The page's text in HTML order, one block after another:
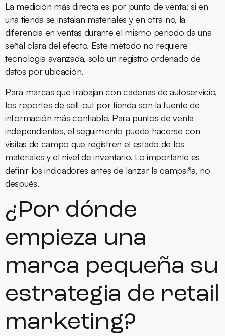
La medición más directa es por punto de venta: si en
una tienda se instalan materiales y en otra no, la
diferencia en ventas durante el mismo periodo da una
señal clara del efecto. Este método no requiere
tecnología avanzada, solo un registro ordenado de
datos por ubicación.
Para marcas que trabajan con cadenas de autoservicio,
los reportes de sell-out por tienda son la fuente de
información más confiable. Para puntos de venta
independientes, el seguimiento puede hacerse con
visitas de campo que registren el estado de los
materiales y el nivel de inventario. Lo importante es
definir los indicadores antes de lanzar la campaña, no
después.
¿Por dónde
empieza una
marca pequeña su
estrategia de retail
marketing?